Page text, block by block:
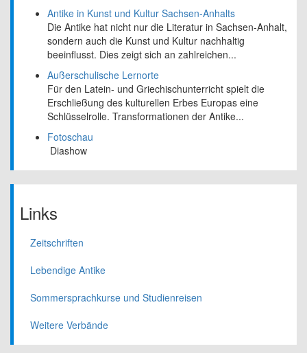
Antike in Kunst und Kultur Sachsen-Anhalts
Die Antike hat nicht nur die Literatur in Sachsen-Anhalt,
sondern auch die Kunst und Kultur nachhaltig
beeinflusst. Dies zeigt sich an zahlreichen...
Außerschulische Lernorte
Für den Latein- und Griechischunterricht spielt die
Erschließung des kulturellen Erbes Europas eine
Schlüsselrolle. Transformationen der Antike...
Fotoschau
Diashow
Links
Zeitschriften
Lebendige Antike
Sommersprachkurse und Studienreisen
Weitere Verbände